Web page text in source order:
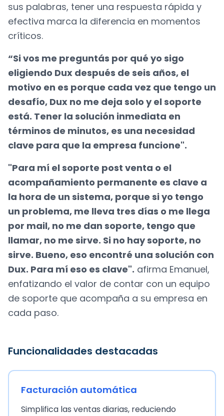
sus palabras, tener una respuesta rápida y
efectiva marca la diferencia en momentos
críticos.
“Si vos me preguntás por qué yo sigo
eligiendo Dux después de seis años, el
motivo en es porque cada vez que tengo un
desafío, Dux no me deja solo y el soporte
está. Tener la solución inmediata en
términos de minutos, es una necesidad
clave para que la empresa funcione".
"Para mí el soporte post venta o el
acompañamiento permanente es clave a
la hora de un sistema, porque si yo tengo
un problema, me lleva tres días o me llega
por mail, no me dan soporte, tengo que
llamar, no me sirve. Si no hay soporte, no
sirve. Bueno, eso encontré una solución con
Dux. Para mí eso es clave". afirma Emanuel,
enfatizando el valor de contar con un equipo
de soporte que acompaña a su empresa en
cada paso.
Funcionalidades destacadas
Facturación automática
Simplifica las ventas diarias, reduciendo